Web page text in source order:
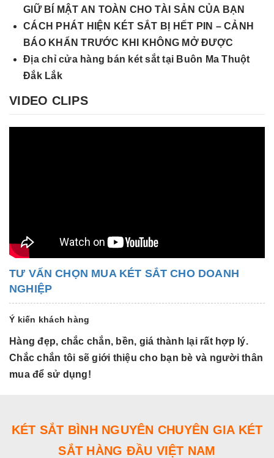
GIỮ BÍ MẬT AN TOÀN CHO TÀI SẢN CỦA BẠN
CÁCH PHÁT HIỆN KÉT SẮT BỊ HẾT PIN – CẢNH
BÁO KHẨN TRƯỚC KHI KHÔNG MỞ ĐƯỢC
Địa chỉ cửa hàng bán két sắt tại Buôn Ma Thuột
Đắk Lắk
VIDEO CLIPS
TƯ VẤN CHỌN MUA KÉT SẮT CHO DOANH
NGHIỆP
Ý kiến khách hàng
Hàng đẹp, chắc chắn, bền, giá thành lại rất hợp lý.
Chắc chắn tôi sẽ giới thiệu cho bạn bè và người thân
mua để sử dụng!
KÉT SẮT BÌNH NGUYÊN CHUYÊN GIA KÉT
SẮT HÀNG ĐẦU VIỆT NAM